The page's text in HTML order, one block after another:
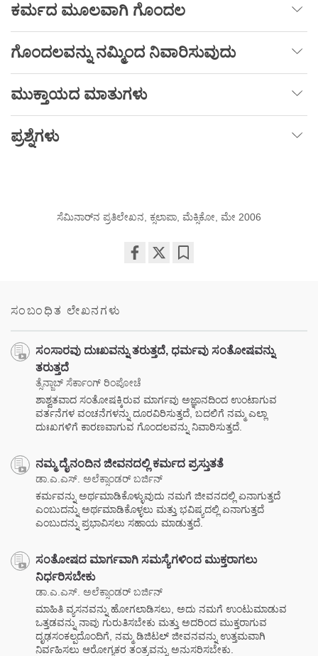
ಕರ್ಮದ ಮೂಲವಾಗಿ ಗೊಂದಲ
ಗೊಂದಲವನ್ನು ನಮ್ಮಿಂದ ನಿವಾರಿಸುವುದು
ಮುಕ್ತಾಯದ ಮಾತುಗಳು
ಪ್ರಶ್ನೆಗಳು
ಸೆಮಿನಾರ್‌ನ ಪ್ರತಿಲೇಖನ, ಕ್ಸಲಾಪಾ, ಮೆಕ್ಸಿಕೋ, ಮೇ 2006
ಸಂಬಂಧಿತ ಲೇಖನಗಳು
ಸಂಸಾರವು ದುಃಖವನ್ನು ತರುತ್ತದೆ, ಧರ್ಮವು ಸಂತೋಷವನ್ನು
ತರುತ್ತದೆ
ತ್ಸೆನ್ಜಾಬ್ ಸೆರ್ಕಾಂಗ್ ರಿಂಪೋಚೆ
ಶಾಶ್ವತವಾದ ಸಂತೋಷಕ್ಕಿರುವ ಮಾರ್ಗವು ಅಜ್ಞಾನದಿಂದ ಉಂಟಾಗುವ
ವರ್ತನೆಗಳ ವಂಚನೆಗಳನ್ನು ದೂರವಿರಿಸುತ್ತದೆ, ಬದಲಿಗೆ ನಮ್ಮ ಎಲ್ಲಾ
ದುಃಖಗಳಿಗೆ ಕಾರಣವಾಗುವ ಗೊಂದಲವನ್ನು ನಿವಾರಿಸುತ್ತದೆ.
ನಮ್ಮ ದೈನಂದಿನ ಜೀವನದಲ್ಲಿ ಕರ್ಮದ ಪ್ರಸ್ತುತತೆ
ಡಾ.ಎ.ಎಸ್. ಅಲೆಕ್ಸಾಂಡರ್ ಬರ್ಜಿನ್
ಕರ್ಮವನ್ನು ಅರ್ಥಮಾಡಿಕೊಳ್ಳುವುದು ನಮಗೆ ಜೀವನದಲ್ಲಿ ಏನಾಗುತ್ತದೆ
ಎಂಬುದನ್ನು ಅರ್ಥಮಾಡಿಕೊಳ್ಳಲು ಮತ್ತು ಭವಿಷ್ಯದಲ್ಲಿ ಏನಾಗುತ್ತದೆ
ಎಂಬುದನ್ನು ಪ್ರಭಾವಿಸಲು ಸಹಾಯ ಮಾಡುತ್ತದೆ.
ಸಂತೋಷದ ಮಾರ್ಗವಾಗಿ ಸಮಸ್ಯೆಗಳಿಂದ ಮುಕ್ತರಾಗಲು
ನಿರ್ಧರಿಸಬೇಕು
ಡಾ.ಎ.ಎಸ್. ಅಲೆಕ್ಸಾಂಡರ್ ಬರ್ಜಿನ್
ಮಾಹಿತಿ ವ್ಯಸನವನ್ನು ಹೋಗಲಾಡಿಸಲು, ಅದು ನಮಗೆ ಉಂಟುಮಾಡುವ
ಒತ್ತಡವನ್ನು ನಾವು ಗುರುತಿಸಬೇಕು ಮತ್ತು ಅದರಿಂದ ಮುಕ್ತರಾಗುವ
ದೃಢಸಂಕಲ್ಪದೊಂದಿಗೆ, ನಮ್ಮ ಡಿಜಿಟಲ್ ಜೀವನವನ್ನು ಉತ್ತಮವಾಗಿ
ನಿರ್ವಹಿಸಲು ಆರೋಗ್ಯಕರ ತಂತ್ರವನ್ನು ಅನುಸರಿಸಬೇಕು.